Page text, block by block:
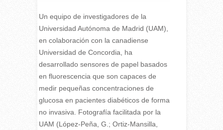
Un equipo de investigadores de la
Universidad Autónoma de Madrid (UAM),
en colaboración con la canadiense
Universidad de Concordia, ha
desarrollado sensores de papel basados
en fluorescencia que son capaces de
medir pequeñas concentraciones de
glucosa en pacientes diabéticos de forma
no invasiva. Fotografía facilitada por la
UAM (López-Peña, G.; Ortiz-Mansilla,